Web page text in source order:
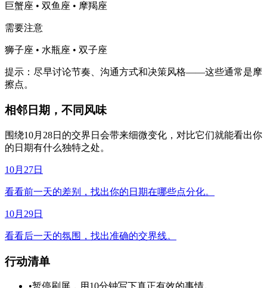
巨蟹座 • 双鱼座 • 摩羯座
需要注意
狮子座 • 水瓶座 • 双子座
提示：尽早讨论节奏、沟通方式和决策风格——这些通常是摩
擦点。
相邻日期，不同风味
围绕10月28日的交界日会带来细微变化，对比它们就能看出你
的日期有什么独特之处。
10月27日
看看前一天的差别，找出你的日期在哪些点分化。
10月29日
看看后一天的氛围，找出准确的交界线。
行动清单